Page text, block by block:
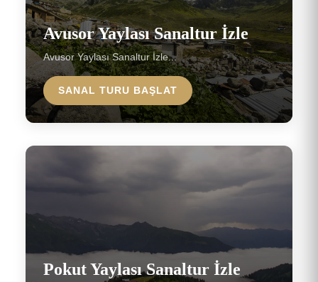
Avusor Yaylası Sanaltur İzle
Avusor Yaylası Sanaltur İzle...
SANAL TURU BAŞLAT
Pokut Yaylası Sanaltur İzle